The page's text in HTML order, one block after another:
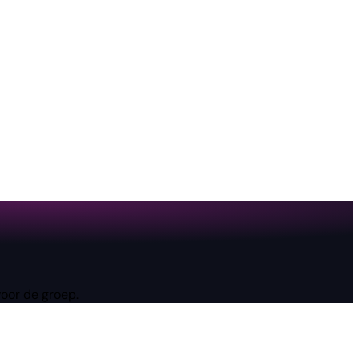
de groep.